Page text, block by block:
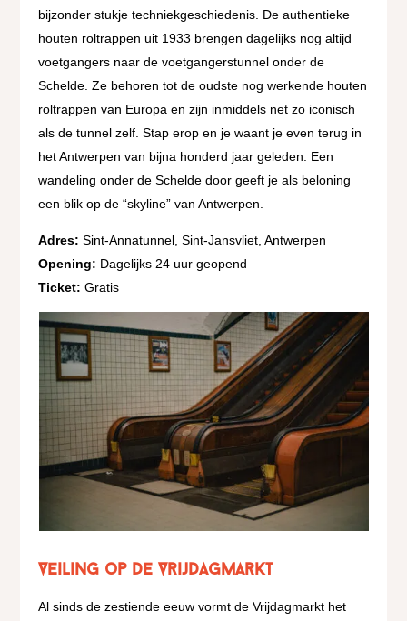
bijzonder stukje techniekgeschiedenis. De authentieke
houten roltrappen uit 1933 brengen dagelijks nog altijd
voetgangers naar de voetgangerstunnel onder de
Schelde. Ze behoren tot de oudste nog werkende houten
roltrappen van Europa en zijn inmiddels net zo iconisch
als de tunnel zelf. Stap erop en je waant je even terug in
het Antwerpen van bijna honderd jaar geleden. Een
wandeling onder de Schelde door geeft je als beloning
een blik op de “skyline” van Antwerpen.
Adres: Sint-Annatunnel, Sint-Jansvliet, Antwerpen
Opening: Dagelijks 24 uur geopend
Ticket: Gratis
Veiling op de Vrijdagmarkt
Al sinds de zestiende eeuw vormt de Vrijdagmarkt het